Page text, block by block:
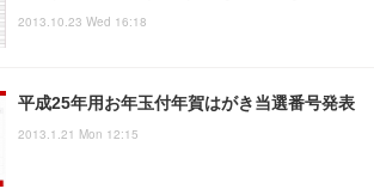
2013.10.23 Wed 16:18
平成25年用お年玉付年賀はがき当選番号発表
2013.1.21 Mon 12:15